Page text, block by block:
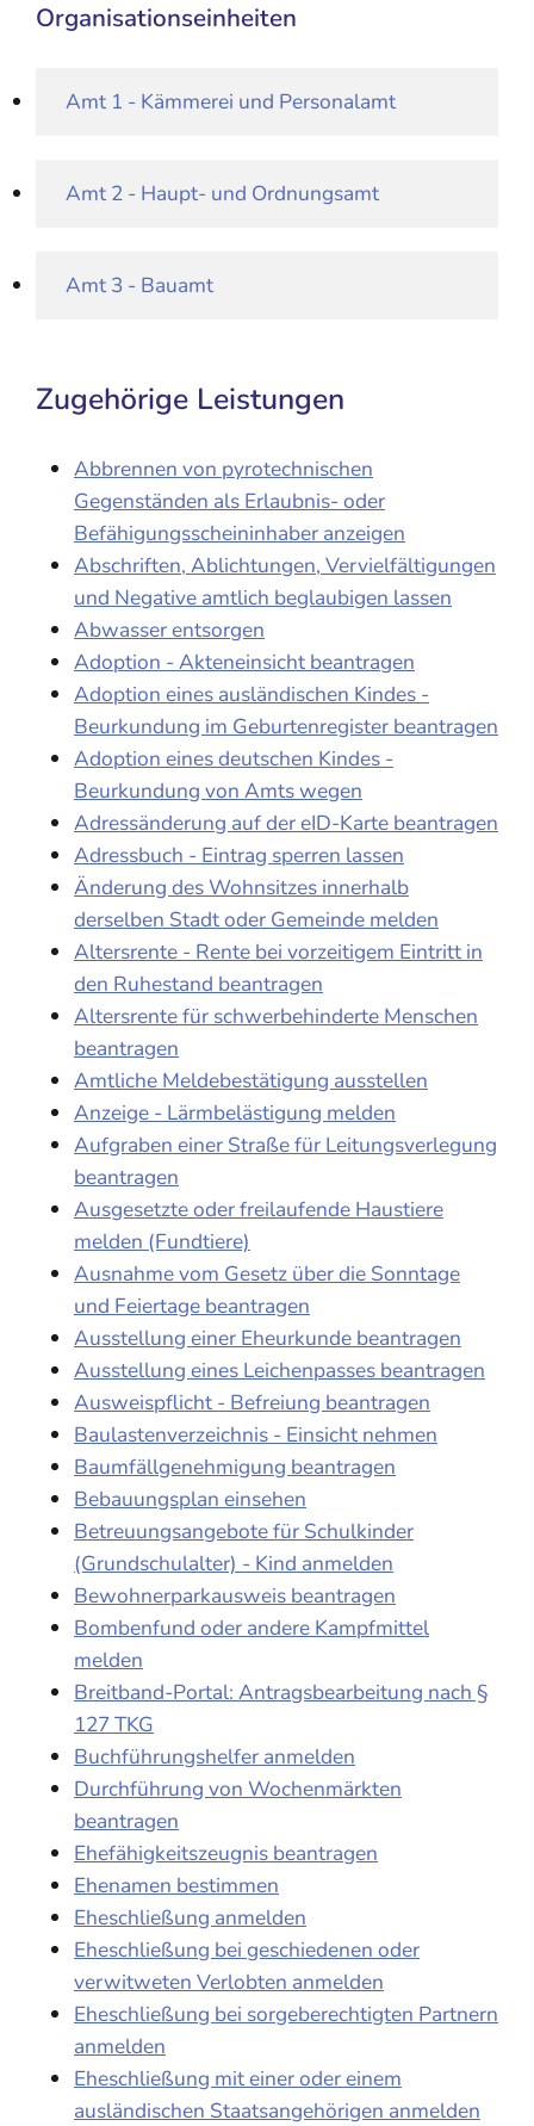
Organisationseinheiten
Amt 1 - Kämmerei und Personalamt
Amt 2 - Haupt- und Ordnungsamt
Amt 3 - Bauamt
Zugehörige Leistungen
Abbrennen von pyrotechnischen
Gegenständen als Erlaubnis- oder
Befähigungsscheininhaber anzeigen
Abschriften, Ablichtungen, Vervielfältigungen
und Negative amtlich beglaubigen lassen
Abwasser entsorgen
Adoption - Akteneinsicht beantragen
Adoption eines ausländischen Kindes -
Beurkundung im Geburtenregister beantragen
Adoption eines deutschen Kindes -
Beurkundung von Amts wegen
Adressänderung auf der eID-Karte beantragen
Adressbuch - Eintrag sperren lassen
Änderung des Wohnsitzes innerhalb
derselben Stadt oder Gemeinde melden
Altersrente - Rente bei vorzeitigem Eintritt in
den Ruhestand beantragen
Altersrente für schwerbehinderte Menschen
beantragen
Amtliche Meldebestätigung ausstellen
Anzeige - Lärmbelästigung melden
Aufgraben einer Straße für Leitungsverlegung
beantragen
Ausgesetzte oder freilaufende Haustiere
melden (Fundtiere)
Ausnahme vom Gesetz über die Sonntage
und Feiertage beantragen
Ausstellung einer Eheurkunde beantragen
Ausstellung eines Leichenpasses beantragen
Ausweispflicht - Befreiung beantragen
Baulastenverzeichnis - Einsicht nehmen
Baumfällgenehmigung beantragen
Bebauungsplan einsehen
Betreuungsangebote für Schulkinder
(Grundschulalter) - Kind anmelden
Bewohnerparkausweis beantragen
Bombenfund oder andere Kampfmittel
melden
Breitband-Portal: Antragsbearbeitung nach §
127 TKG
Buchführungshelfer anmelden
Durchführung von Wochenmärkten
beantragen
Ehefähigkeitszeugnis beantragen
Ehenamen bestimmen
Eheschließung anmelden
Eheschließung bei geschiedenen oder
verwitweten Verlobten anmelden
Eheschließung bei sorgeberechtigten Partnern
anmelden
Eheschließung mit einer oder einem
ausländischen Staatsangehörigen anmelden